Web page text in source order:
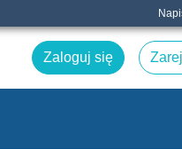
Zaloguj się